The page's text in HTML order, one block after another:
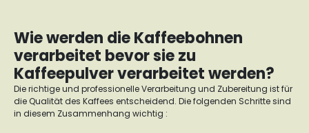
Wie werden die Kaffeebohnen
verarbeitet bevor sie zu
Kaffeepulver verarbeitet werden?
Die richtige und professionelle Verarbeitung und Zubereitung ist für
die Qualität des Kaffees entscheidend. Die folgenden Schritte sind
in diesem Zusammenhang wichtig :